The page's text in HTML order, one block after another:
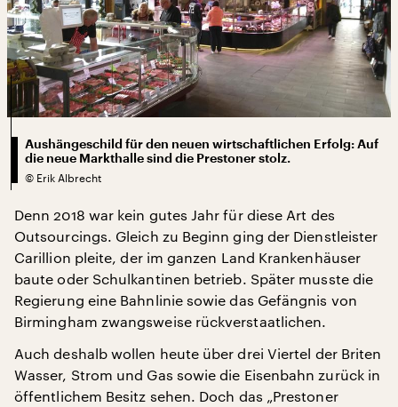
Aushängeschild für den neuen wirtschaftlichen Erfolg: Auf
die neue Markthalle sind die Prestoner stolz.
© Erik Albrecht
Denn 2018 war kein gutes Jahr für diese Art des
Outsourcings. Gleich zu Beginn ging der Dienstleister
Carillion pleite, der im ganzen Land Krankenhäuser
baute oder Schulkantinen betrieb. Später musste die
Regierung eine Bahnlinie sowie das Gefängnis von
Birmingham zwangsweise rückverstaatlichen.
Auch deshalb wollen heute über drei Viertel der Briten
Wasser, Strom und Gas sowie die Eisenbahn zurück in
öffentlichem Besitz sehen. Doch das „Prestoner